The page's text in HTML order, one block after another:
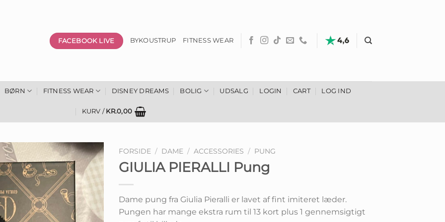
FACEBOOK LIVE BYKOUSTRUP FITNESS WEAR
BØRN FITNESS WEAR DISNEY DREAMS BOLIG UDSALG LOGIN CART LOG IND
KURV / KR.0,00
FORSIDE / DAME / ACCESSORIES / PUNG
GIULIA PIERALLI Pung
Dame pung fra Giulia Pieralli er lavet af fint imiteret læder.
Pungen har mange ekstra rum til 13 kort plus 1 gennemsigtigt